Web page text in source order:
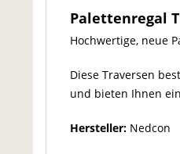
Palettenregal
Hochwertige, neue
Diese Traversen
und bieten Ihnen
Hersteller: Nedcon